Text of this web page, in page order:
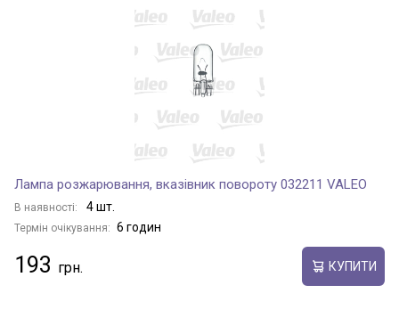
Лампа розжарювання, вказівник повороту 032211 VALEO
В наявності: 4 шт.
Термін очікування: 6 годин
193 КУПИТИ